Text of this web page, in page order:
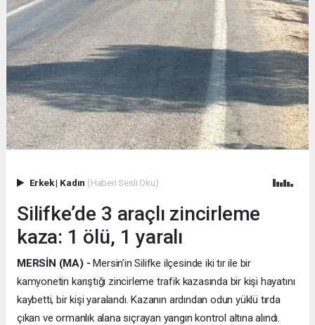
Erkek| Kadın (Haberi Sesli Oku)
Silifke’de 3 araçlı zincirleme
kaza: 1 ölü, 1 yaralı
MERSİN (MA) - Mersin’in Silifke ilçesinde iki tır ile bir
kamyonetin karıştığı zincirleme trafik kazasında bir kişi hayatını
kaybetti, bir kişi yaralandı. Kazanın ardından odun yüklü tırda
çıkan ve ormanlık alana sıçrayan yangın kontrol altına alındı.